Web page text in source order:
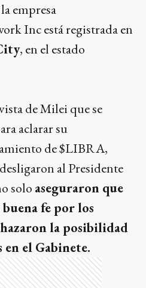
empresa
Inc está registrada en
, en el estado
de Milei que se
aclarar su
de $LIBRA,
al Presidente
solo aseguraron que
buena fe por los
la posibilidad
en el Gabinete.